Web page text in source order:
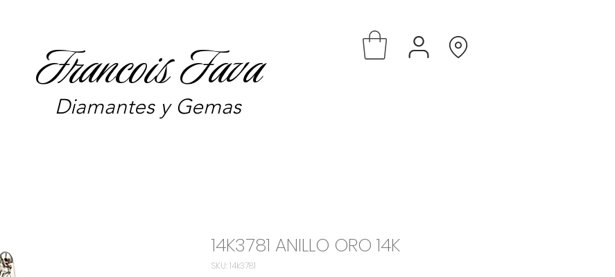
Diamantes y Gemas
Francois Fava
14K3781 ANILLO ORO 14K
SKU: 14k3781